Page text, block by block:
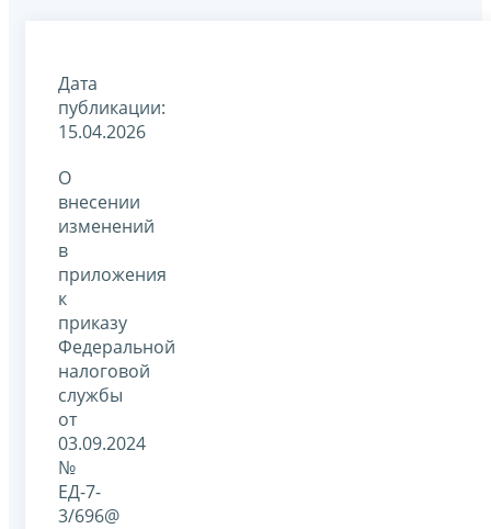
Дата
публикации:
15.04.2026
О
внесении
изменений
в
приложения
к
приказу
Федеральной
налоговой
службы
от
03.09.2024
№
ЕД-7-
3/696@